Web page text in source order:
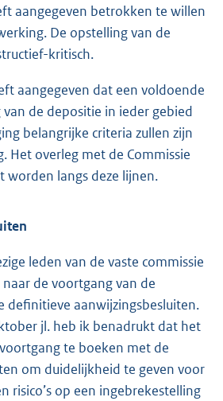
aangegeven betrokken te willen
De opstelling van de
kritisch.
aangegeven dat een voldoende
de depositie in ieder gebied
belangrijke criteria zullen zijn
Het overleg met de Commissie
worden langs deze lijnen.
leden van de vaste commissie
de voortgang van de
definitieve aanwijzingsbesluiten.
jl. heb ik benadrukt dat het
te boeken met de
om duidelijkheid te geven voor
risico’s op een ingebrekestelling